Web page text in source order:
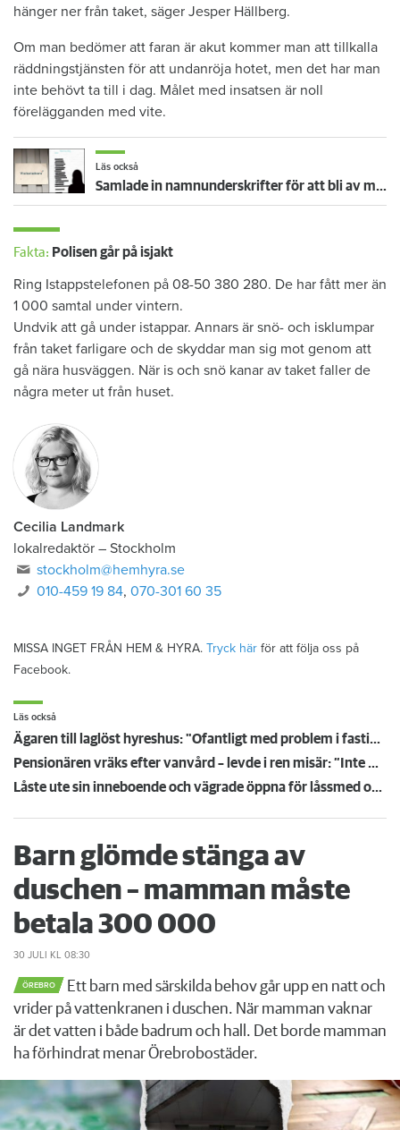
hänger ner från taket, säger Jesper Hällberg.
Om man bedömer att faran är akut kommer man att tillkalla
räddningstjänsten för att undanröja hotet, men det har man
inte behövt ta till i dag. Målet med insatsen är noll
förelägganden med vite.
Läs också
Samlade in namnunderskrifter för att bli av med grannen: ”Det var hyresvärdens idé”
Fakta: Polisen går på isjakt
Ring Istappstelefonen på 08-50 380 280. De har fått mer än
1 000 samtal under vintern.
Undvik att gå under istappar. Annars är snö- och isklumpar
från taket farligare och de skyddar man sig mot genom att
gå nära husväggen. När is och snö kanar av taket faller de
några meter ut från huset.
Cecilia Landmark
lokalredaktör – Stockholm
stockholm@hemhyra.se
010-459 19 84,070-301 60 35
MISSA INGET FRÅN HEM & HYRA. Tryck här för att följa oss på
Facebook.
Läs också
Ägaren till laglöst hyreshus: "Ofantligt med problem i fastigheten"
Pensionären vräks efter vanvård – levde i ren misär: ”Inte människovärdigt”
Låste ute sin inneboende och vägrade öppna för låssmed och polis – vräks från lägenheten
Barn glömde stänga av
duschen – mamman måste
betala 300 000
30 JULI KL 08:30
ÖREBRO
Ett barn med särskilda behov går upp en natt och
vrider på vattenkranen i duschen. När mamman vaknar
är det vatten i både badrum och hall. Det borde mamman
ha förhindrat menar Örebrobostäder.